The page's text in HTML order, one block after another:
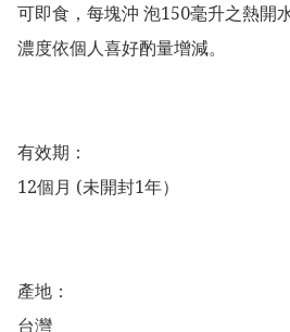
可即食，每塊沖 泡150毫升之熱開
濃度依個人喜好酌量增減。
有效期：
12個月 (未開封1年）
產地：
台灣